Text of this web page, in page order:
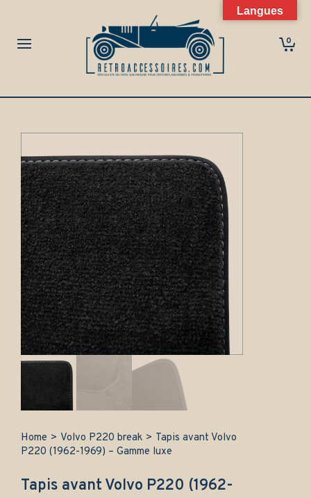
0
Home > Volvo P220 break > Tapis avant Volvo
P220 (1962-1969) – Gamme luxe
Tapis avant Volvo P220 (1962-
Langues